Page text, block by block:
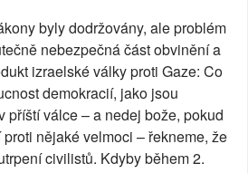
byly dodržovány, ale problém
nebezpečná část obvinění a
izraelské války proti Gaze: Co
demokracií, jako jsou
příští válce – a nedej bože, pokud
nějaké velmoci – řekneme, že
civilistů. Kdyby během 2.